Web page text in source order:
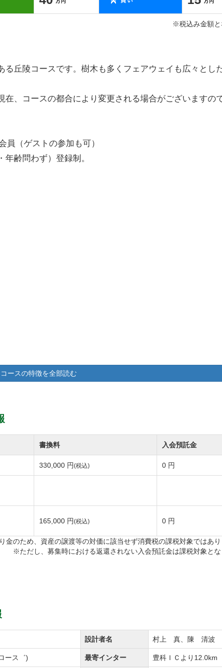
※税込み金額と
丘陵コースです。樹木も多くフェアウェイも広々とし
、コースの都合により変更される場合がございますの
員（ゲストの参加も可）
齢問わず）登録制。
コースの特徴を全部読む
書換料 入会預託金
330,000 円(税込) 0 円
165,000 円(税込) 0 円
金のため、資産の譲渡等の対価に該当せず消費税の課税対象ではあ
※ただし、募集時における返還されない入会預託金は課税対象と
設計者名 村上 真、陳 清波
ース゛) 最寄インター 豊科ＩＣより12.0km